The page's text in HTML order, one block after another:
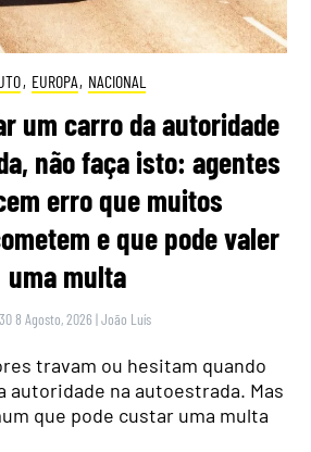
, EUROPA, NACIONAL
um carro da autoridade
não faça isto: agentes
erro que muitos
e que pode valer
uma multa
8 Agosto, 2026 |João Luís
travam ou hesitam quando
autoridade na autoestrada. Mas
que pode custar uma multa